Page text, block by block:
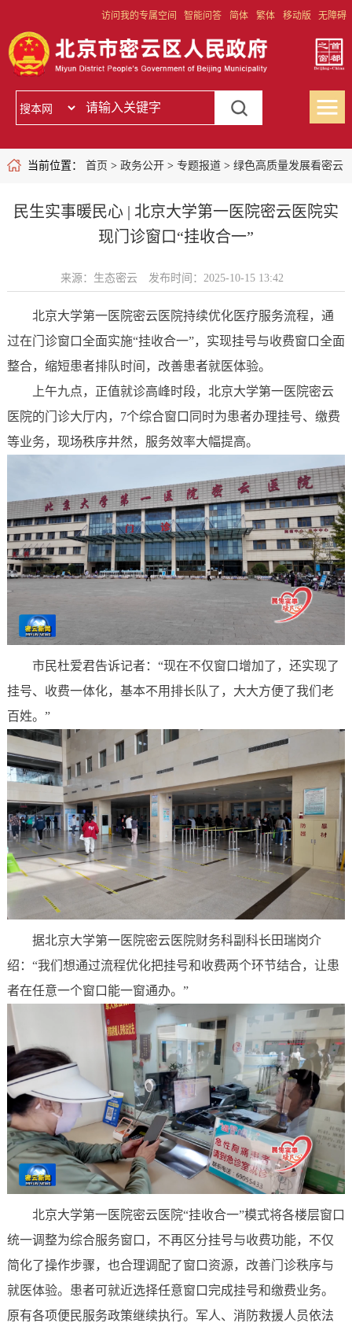
访问我的专属空间 智能问答 简体 繁体 移动版 无障碍
当前位置： 首页 > 政务公开> 专题报道> 绿色高质量发展看密云
民生实事暖民心 | 北京大学第一医院密云医院实
现门诊窗口“挂收合一”
来源：生态密云 发布时间：2025-10-15 13:42
北京大学第一医院密云医院持续优化医疗服务流程，通
过在门诊窗口全面实施“挂收合一”，实现挂号与收费窗口全面
整合，缩短患者排队时间，改善患者就医体验。
上午九点，正值就诊高峰时段，北京大学第一医院密云
医院的门诊大厅内，7个综合窗口同时为患者办理挂号、缴费
等业务，现场秩序井然，服务效率大幅提高。
市民杜爱君告诉记者：“现在不仅窗口增加了，还实现了
挂号、收费一体化，基本不用排长队了，大大方便了我们老
百姓。”
据北京大学第一医院密云医院财务科副科长田瑞岗介
绍：“我们想通过流程优化把挂号和收费两个环节结合，让患
者在任意一个窗口能一窗通办。”
北京大学第一医院密云医院“挂收合一”模式将各楼层窗口
统一调整为综合服务窗口，不再区分挂号与收费功能，不仅
简化了操作步骤，也合理调配了窗口资源，改善门诊秩序与
就医体验。患者可就近选择任意窗口完成挂号和缴费业务。
原有各项便民服务政策继续执行。军人、消防救援人员依法